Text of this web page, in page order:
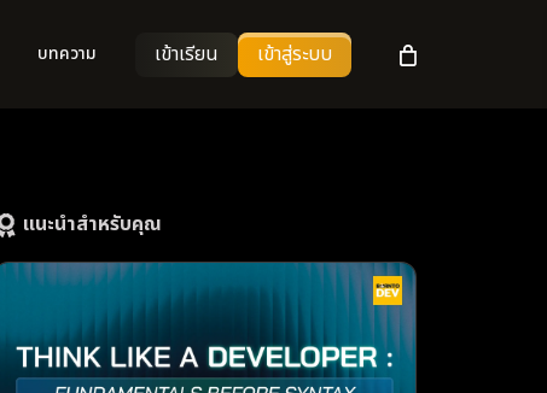
บทความ เข้าเรียน เข้าสู่ระบบ
แนะนำสำหรับคุณ